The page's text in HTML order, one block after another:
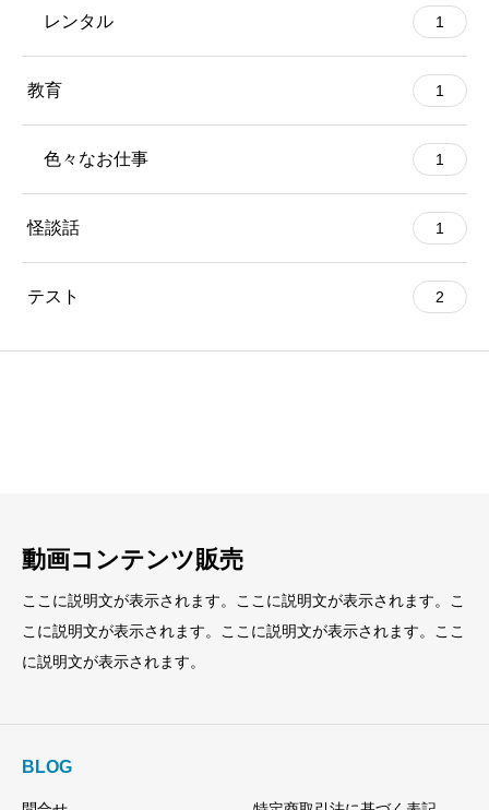
レンタル 1
教育 1
色々なお仕事 1
怪談話 1
テスト 2
動画コンテンツ販売
ここに説明文が表示されます。ここに説明文が表示されます。こ
こに説明文が表示されます。ここに説明文が表示されます。ここ
に説明文が表示されます。
BLOG